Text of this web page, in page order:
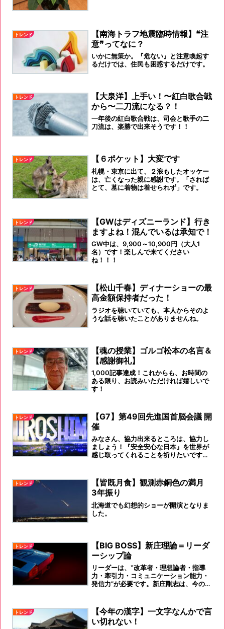
トレンド
【南海トラフ地震臨時情報】❝注
意❞ってなに？
いかに無策か。『危ない』と注意喚起す
るだけでは、住民も困惑するだけです。
トレンド
【大泉洋】上手い！〜紅白歌合戦
から〜二刀流になる？！
一年後の紅白歌合戦は、司会と歌手の二
刀流は、楽勝で出来そうです！！
トレンド 【６ポケット】大変です
札幌・東京に出て、２浪もしたオッケー
は、亡くなった親に感謝です。「されば
とて、墓に着物は着せられず」です。
トレンド
【GWはディズニーランド】行き
ますよね！混んでいるは承知で！
GW中は、9,900～10,900円（大人1
名）です！楽しんで来てください
ね！！！
トレンド
【松山千春】ディナーショーの最
高金額保持者だった！
ラジオを聴いていても、本人からそのよ
うな話を聴いたことがありませんね。
トレンド
【魂の授業】ゴルゴ松本の名言＆
【感謝御礼】
1,000記事達成！これからも、お時間の
ある限り、お読みいただければ嬉しいで
す！
トレンド
【G7】第49回先進国首脳会議 開
催
みなさん、協力出来るところは、協力し
ましょう！『安全安心な日本』を世界が
感じ取ってくれることを祈りたいです
田舎開催です！頑張っていただきましょ
う！
トレンド
【皆既月食】観測赤銅色の満月
3年振り
北海道でも幻想的ショーが開演となりま
した。
トレンド
【BIG BOSS】新庄理論＝リーダ
ーシップ論
リーダーは、‟改革者・理想論者・指導
力・牽引力・コミュニケーション能力・
発信力”が必要です。新庄剛志は、今のと
トレンド
【今年の漢字】一文字なんかで言
い切れない！